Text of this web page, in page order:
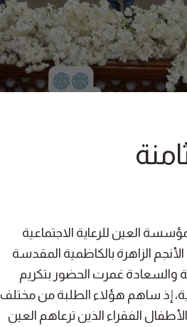
العين للرعاية الاجتماعية
الزاهرة بالكاظمية المقدسة
أجواء من البهجة والسعادة غمرت الحضور بتكريم
إذ ساهم هؤلاء الطلبة من مختلف
الفقراء الذين ترعاهم العين